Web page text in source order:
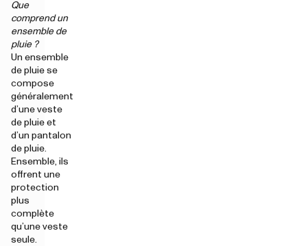
Que
comprend un
ensemble de
pluie ?
Un ensemble
de pluie se
compose
généralement
d’une veste
de pluie et
d’un pantalon
de pluie.
Ensemble, ils
offrent une
protection
plus
complète
qu’une veste
seule.